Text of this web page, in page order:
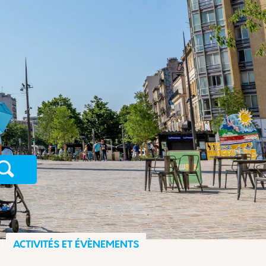
Recherche
ACTIVITÉS ET ÉVÈNEMENTS